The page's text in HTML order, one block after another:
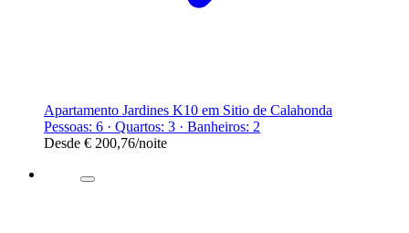
Apartamento Jardines K10 em Sitio de Calahonda
Pessoas: 6 · Quartos: 3 · Banheiros: 2
Desde € 200,76/noite